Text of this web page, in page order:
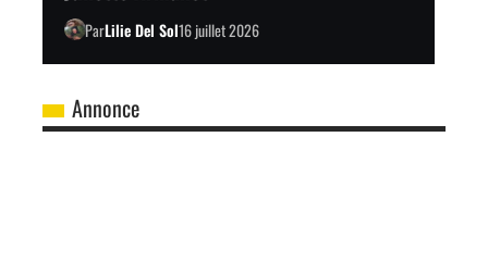
ParLilie Del Sol16 juillet 2026
Annonce